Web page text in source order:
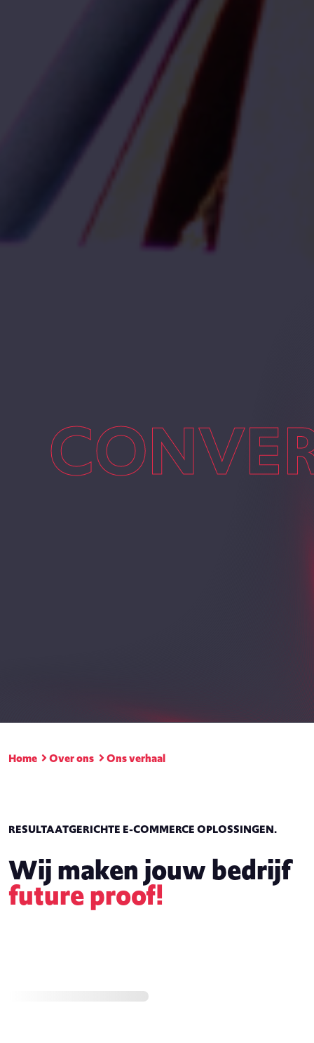
Home Over ons Ons verhaal
RESULTAATGERICHTE E-COMMERCE OPLOSSINGEN.
Wij maken jouw bedrijf
future proof!